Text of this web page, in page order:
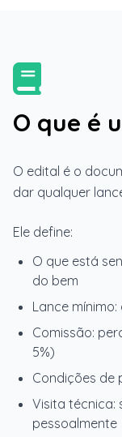
O que é
O edital é o
dar qualquer
Ele define:
O que está
do bem
Lance
Comissão:
5%)
Condições de
Visita técnica:
pessoalmente